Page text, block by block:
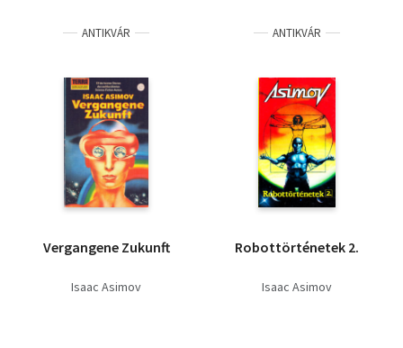
ANTIKVÁR
Vergangene Zukunft
Isaac Asimov
ANTIKVÁR
Robottörténetek 2.
Isaac Asimov